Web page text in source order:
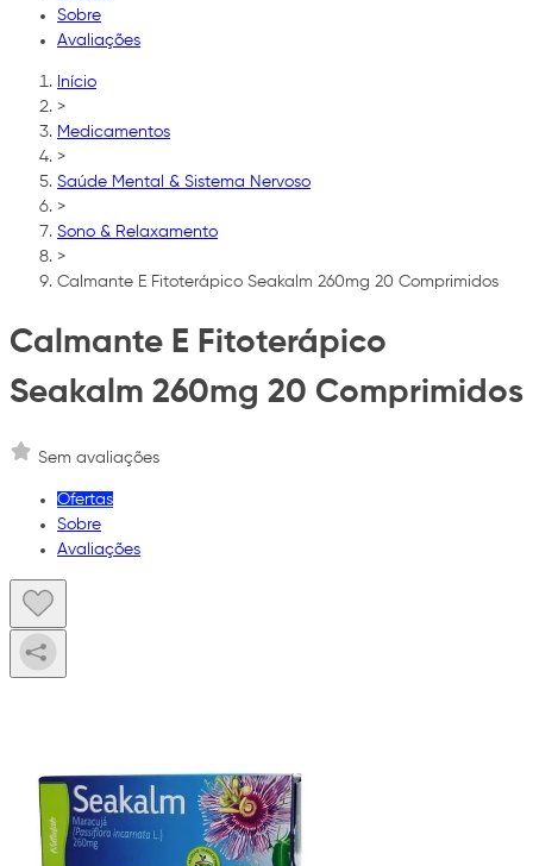
Sobre
Avaliações
Início
>
Medicamentos
>
Saúde Mental & Sistema Nervoso
>
Sono & Relaxamento
>
Calmante E Fitoterápico Seakalm 260mg 20 Comprimidos
Calmante E Fitoterápico
Seakalm 260mg 20 Comprimidos
Sem avaliações
Ofertas
Sobre
Avaliações